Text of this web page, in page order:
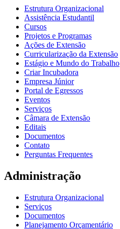
Estrutura Organizacional
Assistência Estudantil
Cursos
Projetos e Programas
Ações de Extensão
Curricularização da Extensão
Estágio e Mundo do Trabalho
Criar Incubadora
Empresa Júnior
Portal de Egressos
Eventos
Serviços
Câmara de Extensão
Editais
Documentos
Contato
Perguntas Frequentes
Administração
Estrutura Organizacional
Serviços
Documentos
Planejamento Orçamentário